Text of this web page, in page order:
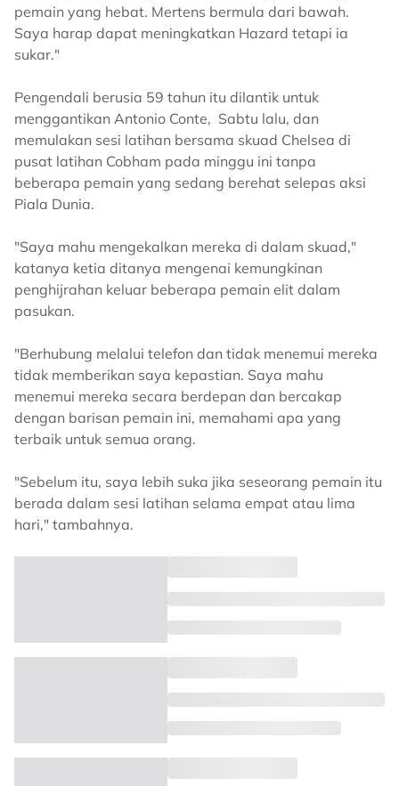
pemain yang hebat. Mertens bermula dari bawah.
Saya harap dapat meningkatkan Hazard tetapi ia
sukar."
Pengendali berusia 59 tahun itu dilantik untuk
menggantikan Antonio Conte, Sabtu lalu, dan
memulakan sesi latihan bersama skuad Chelsea di
pusat latihan Cobham pada minggu ini tanpa
beberapa pemain yang sedang berehat selepas aksi
Piala Dunia.
"Saya mahu mengekalkan mereka di dalam skuad,"
katanya ketia ditanya mengenai kemungkinan
penghijrahan keluar beberapa pemain elit dalam
pasukan.
"Berhubung melalui telefon dan tidak menemui mereka
tidak memberikan saya kepastian. Saya mahu
menemui mereka secara berdepan dan bercakap
dengan barisan pemain ini, memahami apa yang
terbaik untuk semua orang.
"Sebelum itu, saya lebih suka jika seseorang pemain itu
berada dalam sesi latihan selama empat atau lima
hari," tambahnya.